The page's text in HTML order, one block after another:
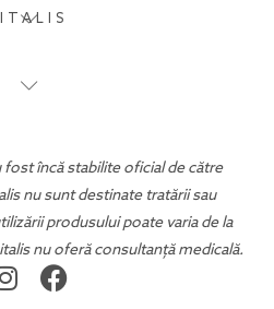
fost încă stabilite oficial de către
nu sunt destinate tratării sau
produsului poate varia de la
nu oferă consultanță medicală.